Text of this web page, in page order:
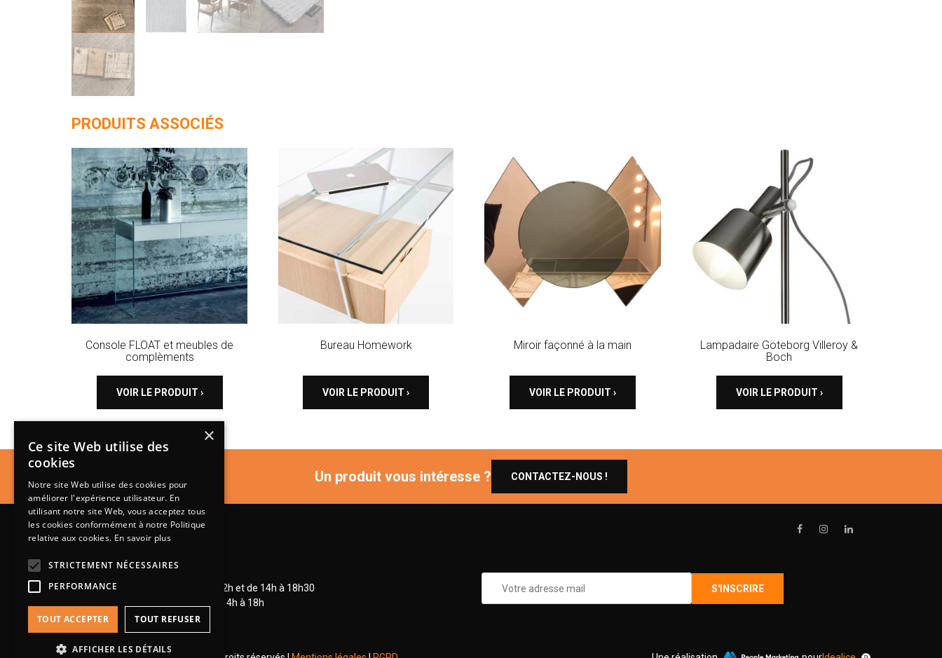
PRODUITS ASSOCIÉS
Console FLOAT et meubles de
complèments
VOIR LE PRODUIT ›
Bureau Homework
VOIR LE PRODUIT ›
Miroir façonné à la main
VOIR LE PRODUIT ›
Lampadaire Göteborg Villeroy &
Boch
VOIR LE PRODUIT ›
Un produit vous intéresse ? CONTACTEZ-NOUS !
Mardi à vendredi de 9h à 12h et de 14h à 18h30
Samedi de 9h à 12h et de 14h à 18h
×
Ce site Web utilise des
cookies
Notre site Web utilise des cookies pour
améliorer l'expérience utilisateur. En
utilisant notre site Web, vous acceptez tous
les cookies conformément à notre Politique
relative aux cookies. En savoir plus
STRICTEMENT NÉCESSAIRES
PERFORMANCE
TOUT ACCEPTER TOUT REFUSER
AFFICHER LES DÉTAILS